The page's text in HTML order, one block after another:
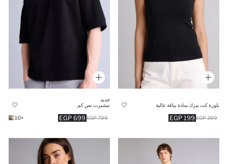
بلوزة كت بيزك سادة بياقة عالية
199 EGP 399 EGP
جديد
تيشيرت نص كم
699 EGP 799 EGP
+10